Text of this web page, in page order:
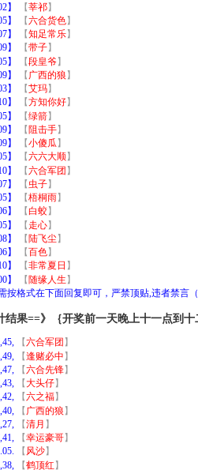
】
【莘祁】
】
【六合货色】
】
【知足常乐】
】
【带子】
】
【段皇爷】
】
【 广西的狼 】
】
【艾玛】
】
【方知你好】
】
【绿箭】
】
【阻击手】
】
【小傻瓜 】
】
【六六大顺】
】
【六合军团 】
】
【 虫子】
】
【梧桐雨】
】
【白蛟】
】
【 走心】
】
【陆飞尘 】
】
【百色】
】
【非常夏日 】
】
【随缘人生 】
格式在下面回复即可，严禁顶贴,违者禁言
果==》｛开奖前一天晚上十一点到十
【六合军团 】
【逢赌必中 】
【六合先锋】
【大头仔】
【六之福】
【 广西的狼 】
【清月 】
【幸运豪哥】
【 风沙】
【鹤顶红 】